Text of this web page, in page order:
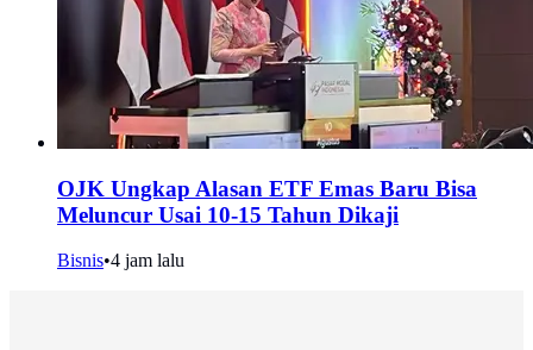
OJK Ungkap Alasan ETF Emas Baru Bisa
Meluncur Usai 10-15 Tahun Dikaji
Bisnis•4 jam lalu